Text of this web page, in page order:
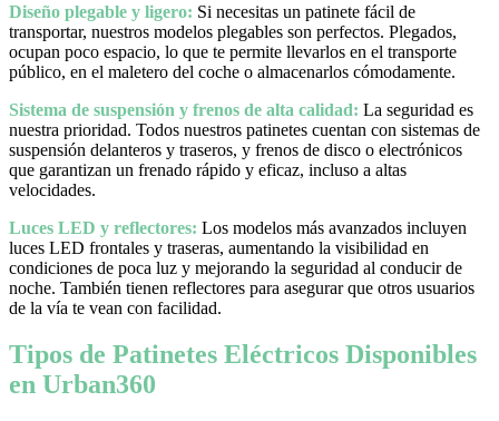
Diseño plegable y ligero: Si necesitas un patinete fácil de
transportar, nuestros modelos plegables son perfectos. Plegados,
ocupan poco espacio, lo que te permite llevarlos en el transporte
público, en el maletero del coche o almacenarlos cómodamente.
Sistema de suspensión y frenos de alta calidad: La seguridad es
nuestra prioridad. Todos nuestros patinetes cuentan con sistemas de
suspensión delanteros y traseros, y frenos de disco o electrónicos
que garantizan un frenado rápido y eficaz, incluso a altas
velocidades.
Luces LED y reflectores: Los modelos más avanzados incluyen
luces LED frontales y traseras, aumentando la visibilidad en
condiciones de poca luz y mejorando la seguridad al conducir de
noche. También tienen reflectores para asegurar que otros usuarios
de la vía te vean con facilidad.
Tipos de Patinetes Eléctricos Disponibles
en Urban360